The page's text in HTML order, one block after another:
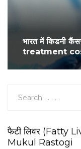
भारत में किडनी
treatment
फैटी लिवर (Fatty
Mukul Rastogi